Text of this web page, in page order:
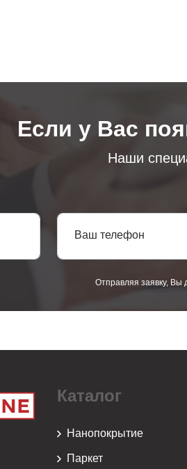
Если у Вас
Наши
Ваш телефон
Отправляя заявку, Вы
Каталог
Нанопокрытие
Паркет